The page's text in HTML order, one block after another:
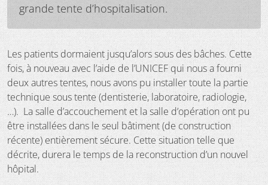
grande tente d’hospitalisation.
Les patients dormaient jusqu’alors sous des bâches. Cette
fois, à nouveau avec l’aide de l’UNICEF qui nous a fourni
deux autres tentes, nous avons pu installer toute la partie
technique sous tente (dentisterie, laboratoire, radiologie,
…). La salle d’accouchement et la salle d’opération ont pu
être installées dans le seul bâtiment (de construction
récente) entièrement sécure. Cette situation telle que
décrite, durera le temps de la reconstruction d’un nouvel
hôpital.